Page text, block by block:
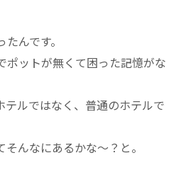
んです。
ポットが無くて困った記憶がな
テルではなく、普通のホテルで
んなにあるかな～？と。